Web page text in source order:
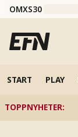
OMXS30
START PLAY
TOPPNYHETER: